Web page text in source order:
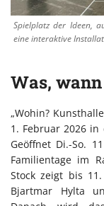
Spielplatz der Ideen,
eine interaktive
Was,
„Wohin?
1. Februar 2026
Geöffnet Di.-So.
Familientage im
Stock zeigt bis
Bjartmar Hylta